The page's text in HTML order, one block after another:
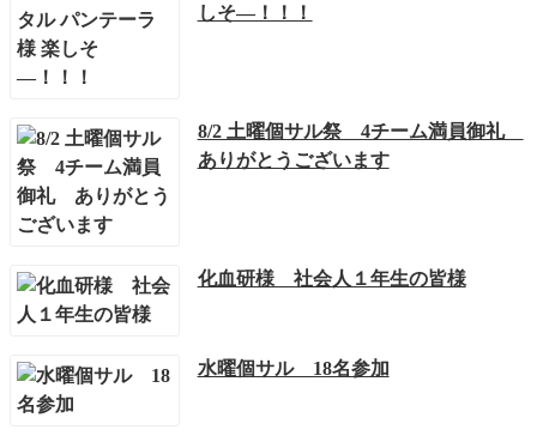
しそ―！！！
8/2 土曜個サル祭 4チーム満員御礼
ありがとうございます
化血研様 社会人１年生の皆様
水曜個サル 18名参加